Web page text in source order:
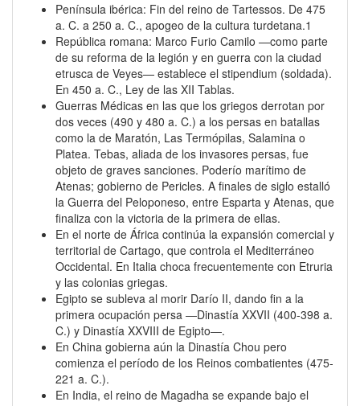
Península ibérica: Fin del reino de Tartessos. De 475
a. C. a 250 a. C., apogeo de la cultura turdetana.1​
República romana: Marco Furio Camilo —como parte
de su reforma de la legión y en guerra con la ciudad
etrusca de Veyes— establece el stipendium (soldada).
En 450 a. C., Ley de las XII Tablas.
Guerras Médicas en las que los griegos derrotan por
dos veces (490 y 480 a. C.) a los persas en batallas
como la de Maratón, Las Termópilas, Salamina o
Platea. Tebas, aliada de los invasores persas, fue
objeto de graves sanciones. Poderío marítimo de
Atenas; gobierno de Pericles. A finales de siglo estalló
la Guerra del Peloponeso, entre Esparta y Atenas, que
finaliza con la victoria de la primera de ellas.
En el norte de África continúa la expansión comercial y
territorial de Cartago, que controla el Mediterráneo
Occidental. En Italia choca frecuentemente con Etruria
y las colonias griegas.
Egipto se subleva al morir Darío II, dando fin a la
primera ocupación persa ―Dinastía XXVII (400-398 a.
C.) y Dinastía XXVIII de Egipto―.
En China gobierna aún la Dinastía Chou pero
comienza el período de los Reinos combatientes (475-
221 a. C.).
En India, el reino de Magadha se expande bajo el